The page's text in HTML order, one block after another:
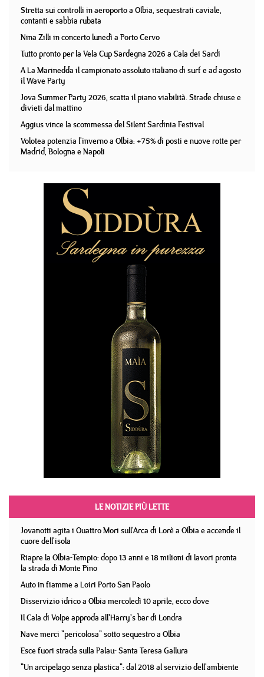
Stretta sui controlli in aeroporto a Olbia, sequestrati caviale,
contanti e sabbia rubata
Nina Zilli in concerto lunedì a Porto Cervo
Tutto pronto per la Vela Cup Sardegna 2026 a Cala dei Sardi
A La Marinedda il campionato assoluto italiano di surf e ad agosto
il Wave Party
Jova Summer Party 2026, scatta il piano viabilità. Strade chiuse e
divieti dal mattino
Aggius vince la scommessa del Silent Sardinia Festival
Volotea potenzia l'inverno a Olbia: +75% di posti e nuove rotte per
Madrid, Bologna e Napoli
LE NOTIZIE PIÙ LETTE
Jovanotti agita i Quattro Mori sull'Arca di Lorè a Olbia e accende il
cuore dell'isola
Riapre la Olbia-Tempio: dopo 13 anni e 18 milioni di lavori pronta
la strada di Monte Pino
Auto in fiamme a Loiri Porto San Paolo
Disservizio idrico a Olbia mercoledì 10 aprile, ecco dove
Il Cala di Volpe approda all'Harry's bar di Londra
Nave merci "pericolosa" sotto sequestro a Olbia
Esce fuori strada sulla Palau- Santa Teresa Gallura
"Un arcipelago senza plastica": dal 2018 al servizio dell'ambiente